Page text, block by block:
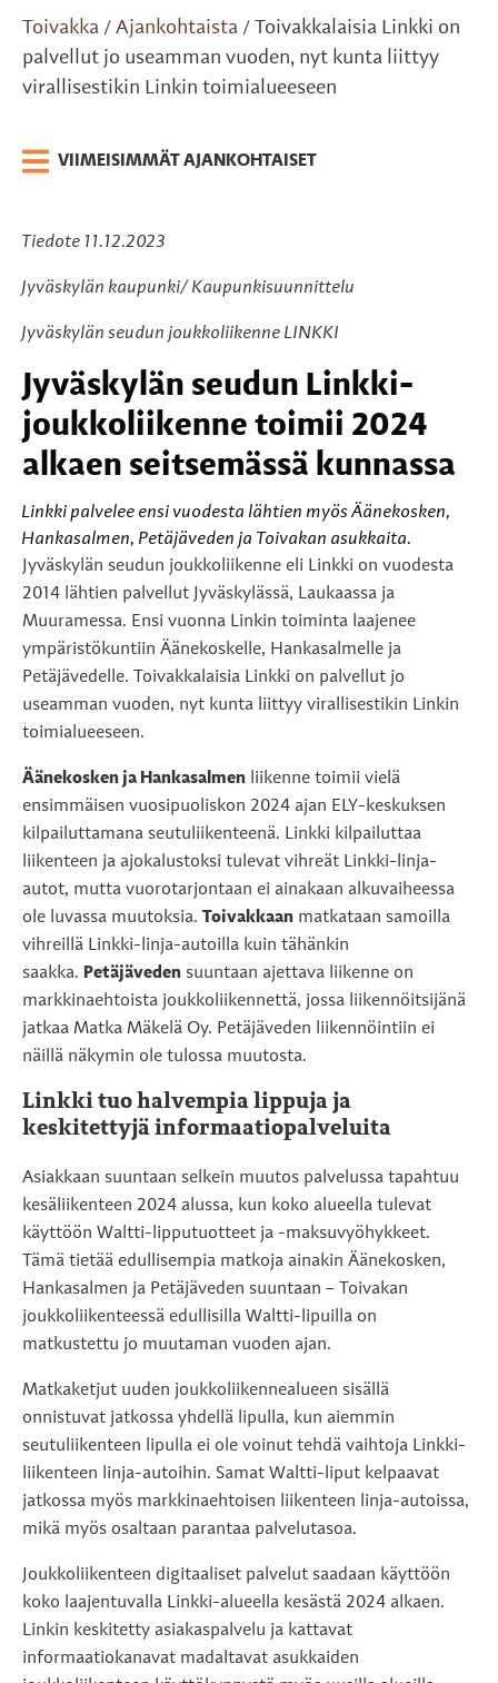
Toivakka / Ajankohtaista / Toivakkalaisia Linkki on
palvellut jo useamman vuoden, nyt kunta liittyy
virallisestikin Linkin toimialueeseen
VIIMEISIMMÄT AJANKOHTAISET
Tiedote 11.12.2023
Jyväskylän kaupunki/ Kaupunkisuunnittelu
Jyväskylän seudun joukkoliikenne LINKKI
Jyväskylän seudun Linkki-
joukkoliikenne toimii 2024
alkaen seitsemässä kunnassa
Linkki palvelee ensi vuodesta lähtien myös Äänekosken,
Hankasalmen, Petäjäveden ja Toivakan asukkaita.
Jyväskylän seudun joukkoliikenne eli Linkki on vuodesta
2014 lähtien palvellut Jyväskylässä, Laukaassa ja
Muuramessa. Ensi vuonna Linkin toiminta laajenee
ympäristökuntiin Äänekoskelle, Hankasalmelle ja
Petäjävedelle. Toivakkalaisia Linkki on palvellut jo
useamman vuoden, nyt kunta liittyy virallisestikin Linkin
toimialueeseen.
Äänekosken ja Hankasalmen liikenne toimii vielä
ensimmäisen vuosipuoliskon 2024 ajan ELY-keskuksen
kilpailuttamana seutuliikenteenä. Linkki kilpailuttaa
liikenteen ja ajokalustoksi tulevat vihreät Linkki-linja-
autot, mutta vuorotarjontaan ei ainakaan alkuvaiheessa
ole luvassa muutoksia. Toivakkaan matkataan samoilla
vihreillä Linkki-linja-autoilla kuin tähänkin
saakka. Petäjäveden suuntaan ajettava liikenne on
markkinaehtoista joukkoliikennettä, jossa liikennöitsijänä
jatkaa Matka Mäkelä Oy. Petäjäveden liikennöintiin ei
näillä näkymin ole tulossa muutosta.
Linkki tuo halvempia lippuja ja
keskitettyjä informaatiopalveluita
Asiakkaan suuntaan selkein muutos palvelussa tapahtuu
kesäliikenteen 2024 alussa, kun koko alueella tulevat
käyttöön Waltti-lipputuotteet ja -maksuvyöhykkeet.
Tämä tietää edullisempia matkoja ainakin Äänekosken,
Hankasalmen ja Petäjäveden suuntaan – Toivakan
joukkoliikenteessä edullisilla Waltti-lipuilla on
matkustettu jo muutaman vuoden ajan.
Matkaketjut uuden joukkoliikennealueen sisällä
onnistuvat jatkossa yhdellä lipulla, kun aiemmin
seutuliikenteen lipulla ei ole voinut tehdä vaihtoja Linkki-
liikenteen linja-autoihin. Samat Waltti-liput kelpaavat
jatkossa myös markkinaehtoisen liikenteen linja-autoissa,
mikä myös osaltaan parantaa palvelutasoa.
Joukkoliikenteen digitaaliset palvelut saadaan käyttöön
koko laajentuvalla Linkki-alueella kesästä 2024 alkaen.
Linkin keskitetty asiakaspalvelu ja kattavat
informaatiokanavat madaltavat asukkaiden